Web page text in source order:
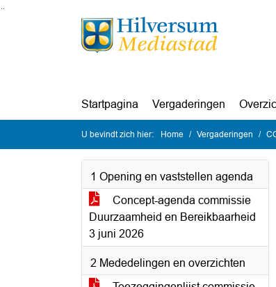
Ga naar de inhoud van deze pagina
Ga naar het zoeken
Ga naar het menu
Startpagina Vergaderingen
U bevindt zich hier: Home Vergaderingen
1 Opening en vaststellen agenda
Concept-agenda commissie
Duurzaamheid en Bereikbaarheid
3 juni 2026
2 Mededelingen en overzichten